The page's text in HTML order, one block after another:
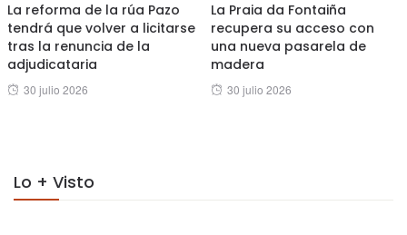
La reforma de la rúa Pazo
tendrá que volver a licitarse
tras la renuncia de la
adjudicataria
Posted
30 julio 2026
La Praia da Fontaiña
recupera su acceso con
una nueva pasarela de
madera
Posted
30 julio 2026
Lo + Visto